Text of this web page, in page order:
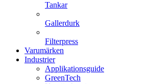
Tankar
Gallerdurk
Filterpress
Varumärken
Industrier
Applikationsguide
GreenTech